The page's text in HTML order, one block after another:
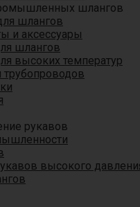
шлангов
и аксессуары
шлангов
высоких температур
рукавов
высокого